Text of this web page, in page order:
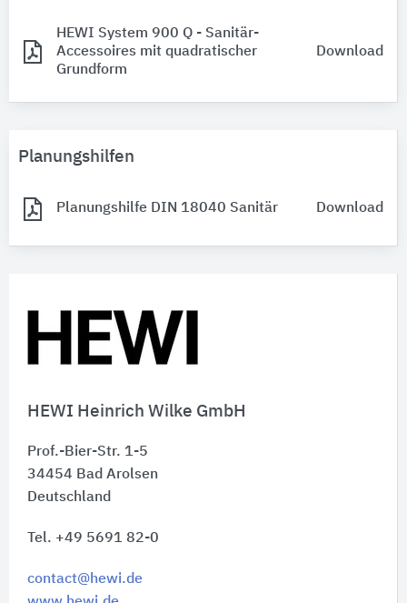
HEWI Heinrich Wilke GmbH
Prof.-Bier-Str. 1-5
34454 Bad Arolsen
Deutschland
Tel. +49 5691 82-0
contact@hewi.de
HEWI System 900 Q - Sanitär-
Accessoires mit quadratischer
Grundform
Download
Planungshilfen
Planungshilfe DIN 18040 Sanitär Download